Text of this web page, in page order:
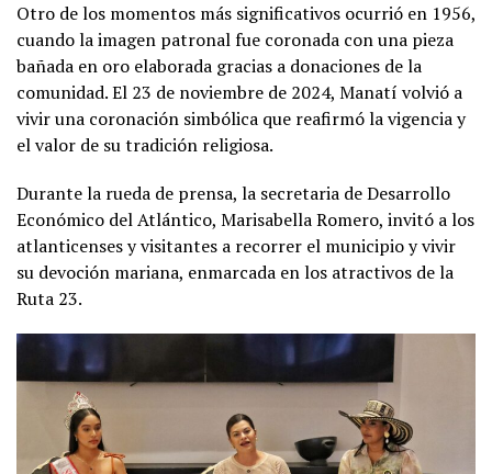
Otro de los momentos más significativos ocurrió en 1956,
cuando la imagen patronal fue coronada con una pieza
bañada en oro elaborada gracias a donaciones de la
comunidad. El 23 de noviembre de 2024, Manatí volvió a
vivir una coronación simbólica que reafirmó la vigencia y
el valor de su tradición religiosa.
Durante la rueda de prensa, la secretaria de Desarrollo
Económico del Atlántico, Marisabella Romero, invitó a los
atlanticenses y visitantes a recorrer el municipio y vivir
su devoción mariana, enmarcada en los atractivos de la
Ruta 23.